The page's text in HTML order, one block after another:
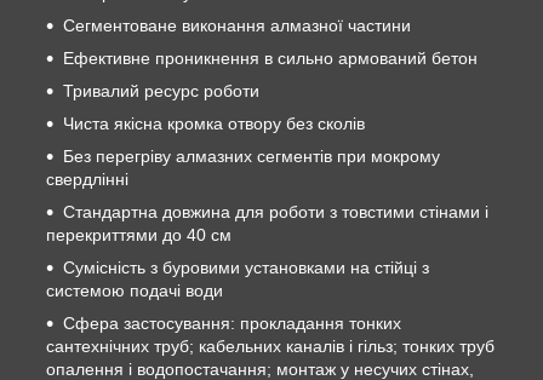
Сегментоване виконання алмазної частини
Ефективне проникнення в сильно армований бетон
Тривалий ресурс роботи
Чиста якісна кромка отвору без сколів
Без перегріву алмазних сегментів при мокрому
свердлінні
Стандартна довжина для роботи з товстими стінами і
перекриттями до 40 см
Сумісність з буровими установками на стійці з
системою подачі води
Сфера застосування: прокладання тонких
сантехнічних труб; кабельних каналів і гільз; тонких труб
опалення і водопостачання; монтаж у несучих стінах,